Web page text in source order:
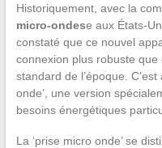
Historiquement, avec la
micro-ondese aux États-
constaté que ce nouvel
connexion plus robuste
standard de l’époque.
onde’, une version
besoins énergétiques
La ‘prise micro onde’ se